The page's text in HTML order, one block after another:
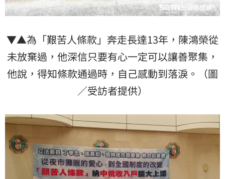
▼▲為「艱苦人條款」奔走長達13年，陳鴻榮從
未放棄過，他深信只要有心一定可以讓善聚集，
他說，得知條款通過時，自己感動到落淚。（圖
／受訪者提供）